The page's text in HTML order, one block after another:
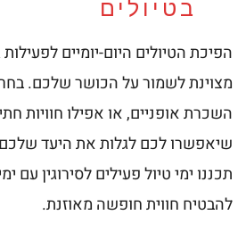
בטיולים
הפיכת הטיולים היום-יומיים
מצוינת לשמור על הכושר שלכם.
השכרת אופניים, או אפילו חוויות
שיאפשרו לכם לגלות את היעד שלכם
תכננו ימי טיול פעילים לסירוגין עם
להבטיח חווית חופשה מאוזנת.